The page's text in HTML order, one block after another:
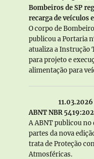
Bombeiros de SP
recarga de veículos
O corpo de
publicou a Portaria
atualiza a Instrução
para projeto e
alimentação para
ABNT NBR
A ABNT publicou no
partes da nova
trata de Proteção
Atmosféricas.